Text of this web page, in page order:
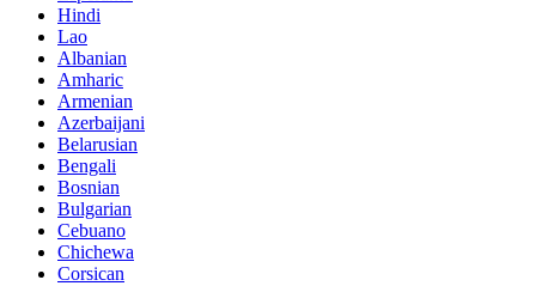
Hindi
Lao
Albanian
Amharic
Armenian
Azerbaijani
Belarusian
Bengali
Bosnian
Bulgarian
Cebuano
Chichewa
Corsican